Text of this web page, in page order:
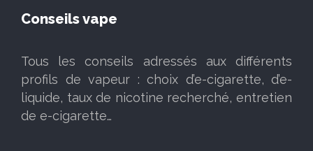
Conseils vape
Tous les conseils adressés aux différents
profils de vapeur : choix d’e-cigarette, d’e-
liquide, taux de nicotine recherché, entretien
de e-cigarette…